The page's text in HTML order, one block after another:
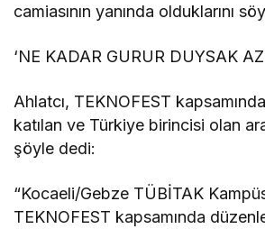
camiasının yanında olduklarını
‘NE KADAR GURUR DUYSAK
Ahlatcı, TEKNOFEST
katılan ve Türkiye birincisi olan
şöyle dedi:
“Kocaeli/Gebze TÜBİTAK
TEKNOFEST kapsamında